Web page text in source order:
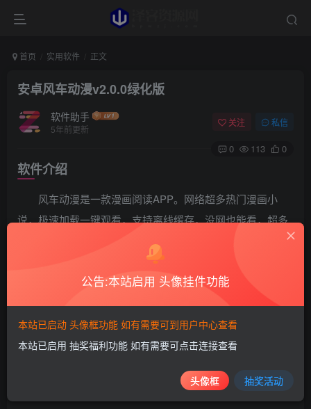
首页 实用软件 正文
安卓风车动漫v2.0.0绿化版
软件助手
5年前更新
关注 私信
0 113 0
软件介绍
风车动漫是一款漫画阅读APP。网络超多热门漫画小
说，极速加载一键观看，支持离线缓存，没网也能看，超多
此处内容已隐藏，请评论后刷新页面查看.
公告:本站启用 头像挂件功能
本站已启动 头像框功能 如有需要可到用户中心查看
本站已启用 抽奖福利功能 如有需要可点击连接查看
头像框 抽奖活动